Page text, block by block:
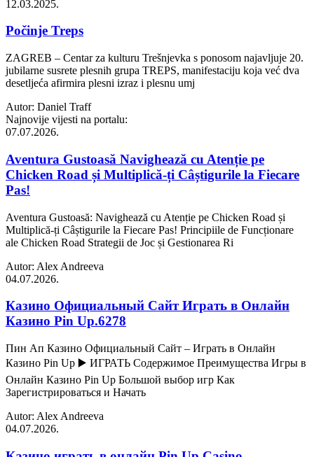
12.03.2025.
Počinje Treps
ZAGREB – Centar za kulturu Trešnjevka s ponosom najavljuje 20.
jubilarne susrete plesnih grupa TREPS, manifestaciju koja već dva
desetljeća afirmira plesni izraz i plesnu umj
Autor: Daniel Traff
Najnovije vijesti na portalu:
07.07.2026.
Aventura Gustoasă Navighează cu Atenție pe
Chicken Road și Multiplică-ți Câștigurile la Fiecare
Pas!
Aventura Gustoasă: Navighează cu Atenție pe Chicken Road și
Multiplică-ți Câștigurile la Fiecare Pas! Principiile de Funcționare
ale Chicken Road Strategii de Joc și Gestionarea Ri
Autor: Alex Andreeva
04.07.2026.
Казино Официальный Сайт Играть в Онлайн
Казино Pin Up.6278
Пин Ап Казино Официальный Сайт – Играть в Онлайн
Казино Pin Up ▶️ ИГРАТЬ Содержимое Преимущества Игры в
Онлайн Казино Pin Up Большой выбор игр Как
Зарегистрироваться и Начать
Autor: Alex Andreeva
04.07.2026.